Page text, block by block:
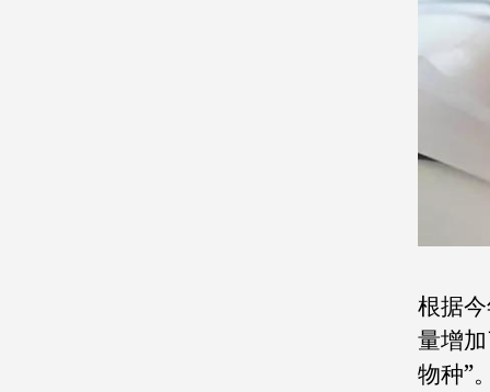
根据
量增
物种”